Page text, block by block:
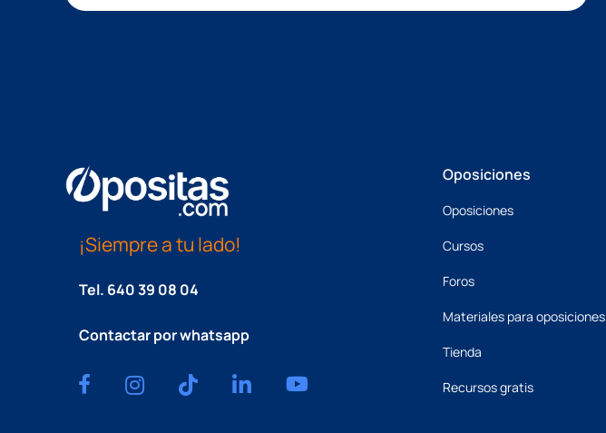
¡Siempre a tu lado!
Tel. 640 39 08 04
Contactar por whatsapp
Oposiciones
Oposiciones
Cursos
Foros
Materiales para oposiciones
Tienda
Recursos gratis